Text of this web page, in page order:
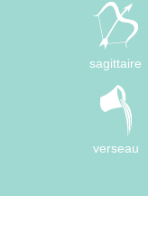
sagittaire
verseau